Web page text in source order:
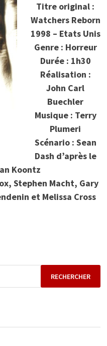
Titre original :
Watchers Reborn
1998 – Etats Unis
Genre : Horreur
Durée : 1h30
Réalisation :
John Carl
Buechler
Musique : Terry
Plumeri
Scénario : Sean
Dash d’après le
Koontz
Stephen Macht, Gary
et Melissa Cross